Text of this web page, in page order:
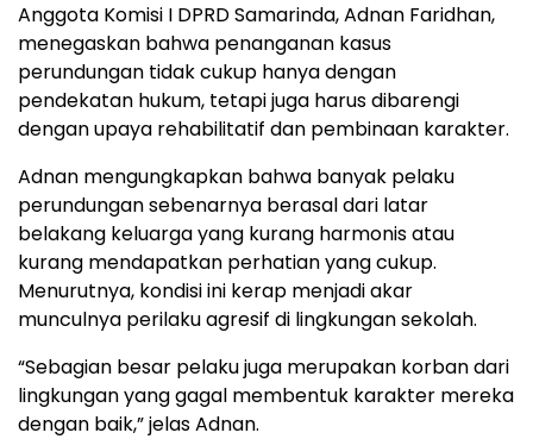
Anggota Komisi I DPRD Samarinda, Adnan Faridhan,
menegaskan bahwa penanganan kasus
perundungan tidak cukup hanya dengan
pendekatan hukum, tetapi juga harus dibarengi
dengan upaya rehabilitatif dan pembinaan karakter.
Adnan mengungkapkan bahwa banyak pelaku
perundungan sebenarnya berasal dari latar
belakang keluarga yang kurang harmonis atau
kurang mendapatkan perhatian yang cukup.
Menurutnya, kondisi ini kerap menjadi akar
munculnya perilaku agresif di lingkungan sekolah.
“Sebagian besar pelaku juga merupakan korban dari
lingkungan yang gagal membentuk karakter mereka
dengan baik,” jelas Adnan.